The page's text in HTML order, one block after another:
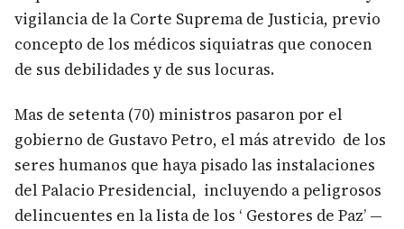
vigilancia de la Corte Suprema de Justicia, previo
concepto de los médicos siquiatras que conocen
de sus debilidades y de sus locuras.
Mas de setenta (70) ministros pasaron por el
gobierno de Gustavo Petro, el más atrevido de los
seres humanos que haya pisado las instalaciones
del Palacio Presidencial, incluyendo a peligrosos
delincuentes en la lista de los ‘ Gestores de Paz’ —